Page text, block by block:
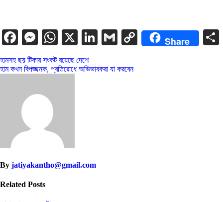
Facebook
Messenger
WhatsApp
X LinkedIn
GmailCopyShare
Post
navigation
হামসহ ছয় টিকার সংকট রয়েছে দেশে
হাম কখন বিপজ্জনক, প্রতিরোধে অভিভাবকরা যা করবেন
By jatiyakantho@gmail.com
Related Posts